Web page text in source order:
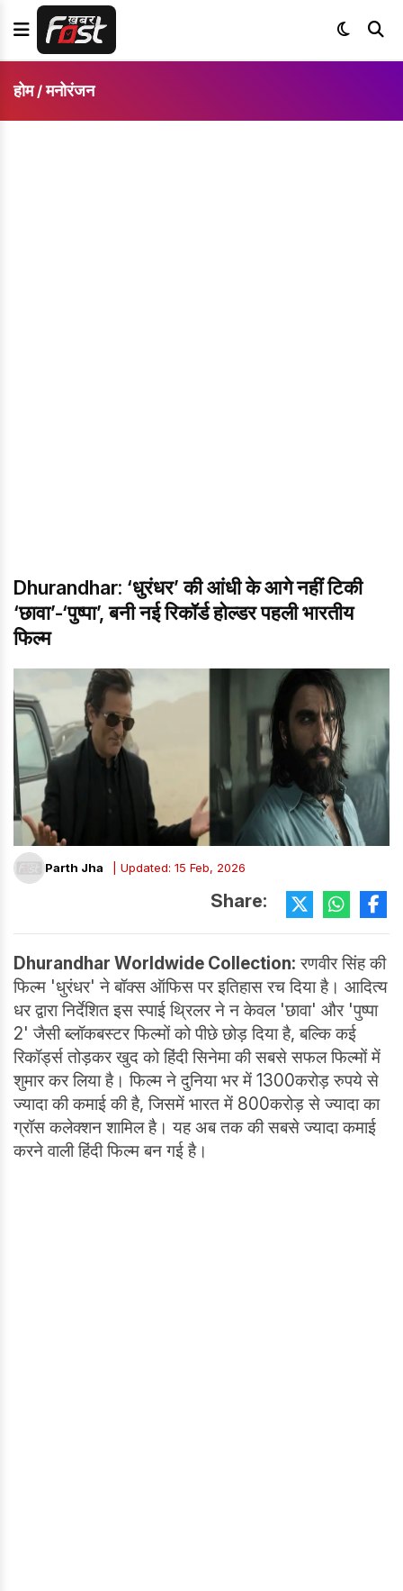
होम/ मनोरंजन
Dhurandhar: ‘धुरंधर’ की आंधी के आगे नहीं टिकी
‘छावा’-‘पुष्पा’, बनी नई रिकॉर्ड होल्डर पहली भारतीय
फिल्म
Parth Jha | Updated: 15 Feb, 2026
Share:
Dhurandhar Worldwide Collection: रणवीर सिंह की
फिल्म 'धुरंधर' ने बॉक्स ऑफिस पर इतिहास रच दिया है। आदित्य
धर द्वारा निर्देशित इस स्पाई थ्रिलर ने न केवल 'छावा' और 'पुष्पा
2' जैसी ब्लॉकबस्टर फिल्मों को पीछे छोड़ दिया है, बल्कि कई
रिकॉर्ड्स तोड़कर खुद को हिंदी सिनेमा की सबसे सफल फिल्मों में
शुमार कर लिया है। फिल्म ने दुनिया भर में 1300करोड़ रुपये से
ज्यादा की कमाई की है, जिसमें भारत में 800करोड़ से ज्यादा का
ग्रॉस कलेक्शन शामिल है। यह अब तक की सबसे ज्यादा कमाई
करने वाली हिंदी फिल्म बन गई है।